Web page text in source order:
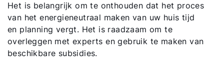
Het is belangrijk om te onthouden dat het proces
van het energieneutraal maken van uw huis tijd
en planning vergt. Het is raadzaam om te
overleggen met experts en gebruik te maken van
beschikbare subsidies.